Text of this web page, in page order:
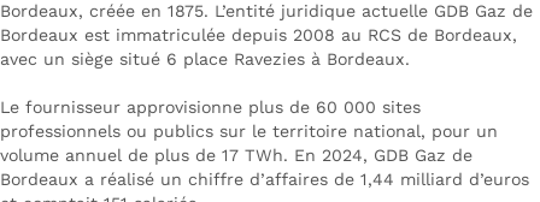
Bordeaux, créée en 1875. L’entité juridique actuelle GDB Gaz de
Bordeaux est immatriculée depuis 2008 au RCS de Bordeaux,
avec un siège situé 6 place Ravezies à Bordeaux.
Le fournisseur approvisionne plus de 60 000 sites
professionnels ou publics sur le territoire national, pour un
volume annuel de plus de 17 TWh. En 2024, GDB Gaz de
Bordeaux a réalisé un chiffre d’affaires de 1,44 milliard d’euros